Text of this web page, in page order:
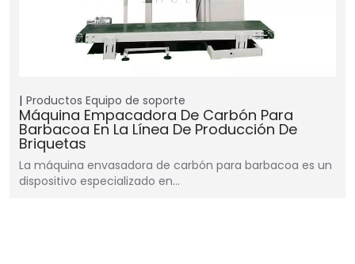
Productos Equipo de soporte
Máquina Empacadora De Carbón Para
Barbacoa En La Línea De Producción De
Briquetas
La máquina envasadora de carbón para barbacoa es un
dispositivo especializado en…